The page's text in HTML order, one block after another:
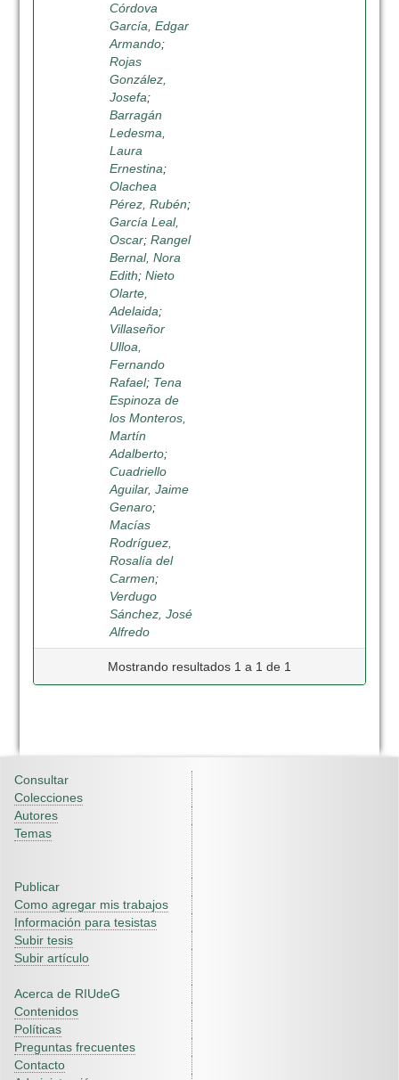
Córdova
García, Edgar
Armando;
Rojas
González,
Josefa;
Barragán
Ledesma,
Laura
Ernestina;
Olachea
Pérez, Rubén;
García Leal,
Oscar; Rangel
Bernal, Nora
Edith; Nieto
Olarte,
Adelaida;
Villaseñor
Ulloa,
Fernando
Rafael; Tena
Espinoza de
los Monteros,
Martín
Adalberto;
Cuadriello
Aguilar, Jaime
Genaro;
Macías
Rodríguez,
Rosalía del
Carmen;
Verdugo
Sánchez, José
Alfredo
Mostrando resultados 1 a 1 de 1
Consultar
Colecciones
Autores
Temas
Publicar
Como agregar mis trabajos
Información para tesistas
Subir tesis
Subir artículo
Acerca de RIUdeG
Contenidos
Políticas
Preguntas frecuentes
Contacto